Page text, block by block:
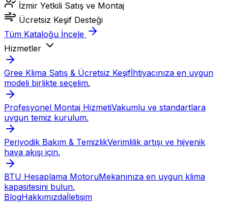
İzmir Yetkili Satış ve Montaj
Ücretsiz Keşif Desteği
Tüm Kataloğu İncele
Hizmetler
Gree Klima Satış & Ücretsiz Keşifİhtiyacınıza en uygun
modeli birlikte seçelim.
Profesyonel Montaj HizmetiVakumlu ve standartlara
uygun temiz kurulum.
Periyodik Bakım & TemizlikVerimlilik artışı ve hijyenik
hava akışı için.
BTU Hesaplama MotoruMekanınıza en uygun klima
kapasitesini bulun.
BlogHakkımızdaİletişim